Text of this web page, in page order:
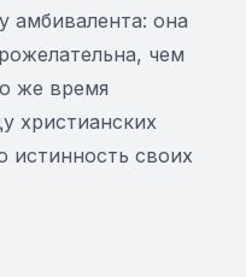
амбивалента: она
чем
же время
христианских
истинность своих